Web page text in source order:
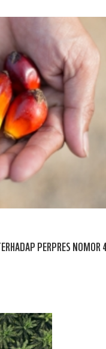
PERPRES NOMOR